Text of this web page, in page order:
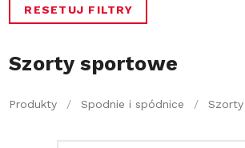
RESETUJ FILTRY
Szorty sportowe
Produkty / Spodnie i spódnice /